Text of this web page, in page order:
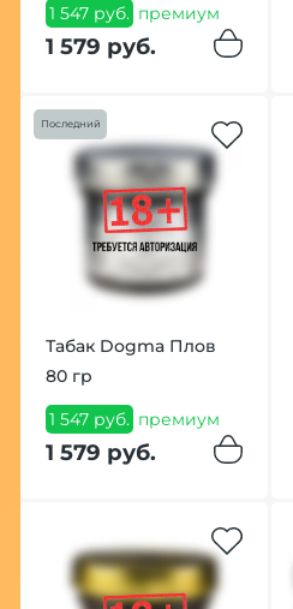
1 547 руб. премиум
1 579 руб.
Последний
Табак Dogma Плов
80 гр
1 547 руб. премиум
1 579 руб.